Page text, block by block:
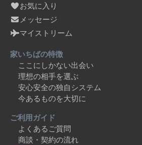
お気に入り
メッセージ
マイストリーム
家いちばの特徴
ここにしかない出会い
理想の相手を選ぶ
安心安全の独自システム
今あるものを大切に
ご利用ガイド
よくあるご質問
商談・契約の流れ